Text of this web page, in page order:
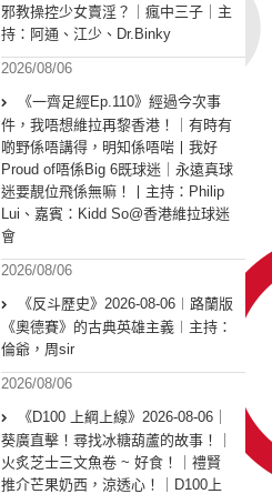
邪教操控少女賣淫？｜瘋中三子｜主
持：阿通、江少、Dr.Binky
2026/08/06
《一齊足經Ep.110》經過今次事
件，我唔想維拉再黎香港！｜有時有
啲野係唔講得，明知係唔啱丨我好
Proud of唔係Big 6既球迷｜永遠真球
迷要靚位飛係無嘛！丨主持：Philip
Lui、嘉賓：Kidd So@香港維拉球迷
會
2026/08/06
《反斗歷史》2026-08-06︱路蘭版
《奧德賽》的古典英雄主義︱主持：
倫爺，周sir
2026/08/06
《D100 上綱上線》2026-08-06｜
葵廣直擊！尋找冰糖葫蘆的故事！｜
火炙芝士三文魚卷 ~ 好食！｜禮賢
推介芒果奶西，涼透心！｜D100上